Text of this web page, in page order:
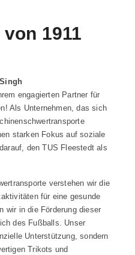
1911
engagierten Partner für
Als Unternehmen, das sich
starken Fokus auf soziale
den TUS Fleestedt als
verstehen wir die
für eine gesunde
wir in die Förderung dieser
des Fußballs. Unser
Unterstützung, sondern
Trikots und